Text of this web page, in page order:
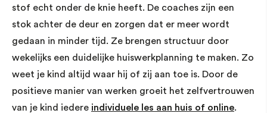
stof echt onder de knie heeft. De coaches zijn een
stok achter de deur en zorgen dat er meer wordt
gedaan in minder tijd. Ze brengen structuur door
wekelijks een duidelijke huiswerkplanning te maken. Zo
weet je kind altijd waar hij of zij aan toe is. Door de
positieve manier van werken groeit het zelfvertrouwen
van je kind iedere individuele les aan huis of online.